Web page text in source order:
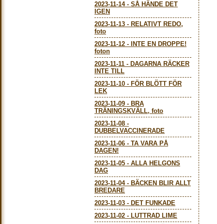
2023-11-14- SÅ HÄNDE DET
IGEN
2023-11-13 - RELATIVT REDO,
foto
2023-11-12 -
INTE EN DROPPE!
foton
2023-11-11 - DAGARNA RÄCKER
INTE TILL
2023-11-10 - FÖR BLÖTT FÖR
LEK
2023-11-09 - BRA
TRÄNINGSKVÄLL, foto
2023-11-08 -
DUBBELVACCINERADE
2023-11-06 - TA VARA PÅ
DAGEN!
2023-11-05 - ALLA HELGONS
DAG
2023-11-04- BÄCKEN BLIR ALLT
BREDARE
2023-11-03 - DET FUNKADE
2023-11-02 - LUTTRAD LIME